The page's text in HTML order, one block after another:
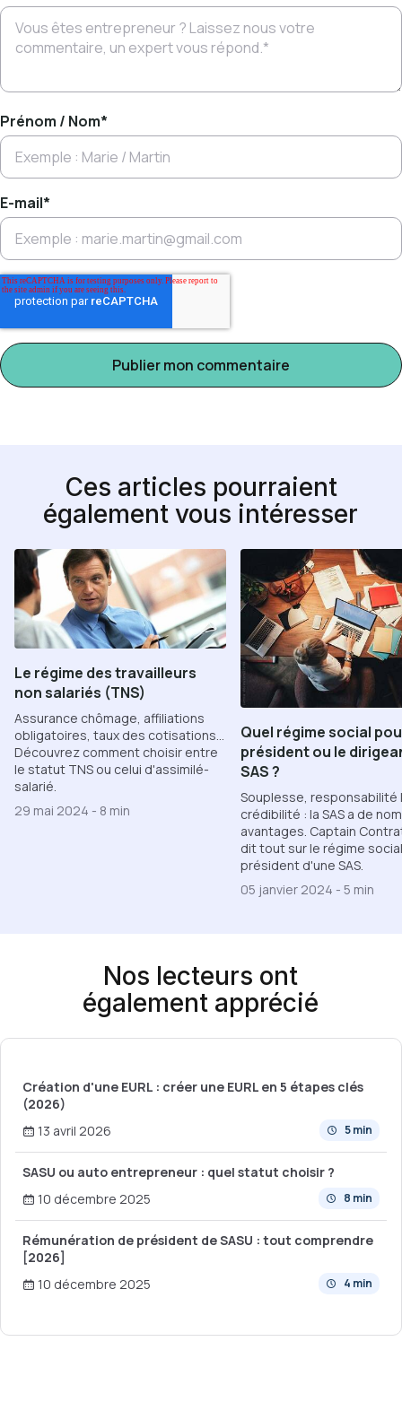
Prénom / Nom*
E-mail*
Ces articles pourraient
également vous intéresser
Le régime des travailleurs
non salariés (TNS)
Assurance chômage, affiliations
obligatoires, taux des cotisations...
Découvrez comment choisir entre
le statut TNS ou celui d'assimilé-
salarié.
29 mai 2024 - 8 min
Quel régime social
président ou le
SAS ?
Souplesse, responsabilité
crédibilité : la SAS a de
avantages. Captain
dit tout sur le régime
président d'une SAS.
05 janvier 2024 - 5 min
Nos lecteurs ont
également apprécié
Création d'une EURL : créer une EURL en 5 étapes clés
(2026)
5 min
13 avril 2026
SASU ou auto entrepreneur : quel statut choisir ?
8 min
10 décembre 2025
Rémunération de président de SASU : tout comprendre
[2026]
4 min
10 décembre 2025